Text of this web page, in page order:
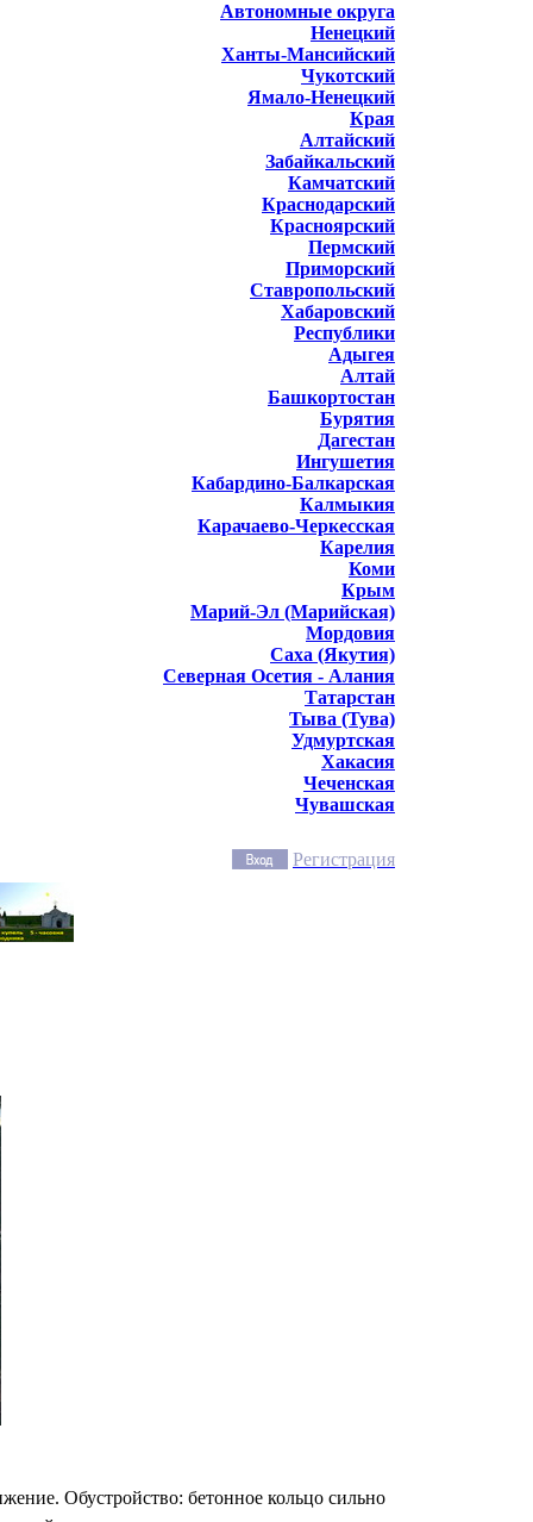
Автономные округа
Ненецкий
Ханты-Мансийский
Чукотский
Ямало-Ненецкий
Края
Алтайский
Забайкальский
Камчатский
Краснодарский
Красноярский
Пермский
Приморский
Ставропольский
Хабаровский
Республики
Адыгея
Алтай
Башкортостан
Бурятия
Дагестан
Ингушетия
Кабардино-Балкарская
Калмыкия
Карачаево-Черкесская
Карелия
Коми
Крым
Марий-Эл (Марийская)
Мордовия
Саха (Якутия)
Северная Осетия - Алания
Татарстан
Тыва (Тува)
Удмуртская
Хакасия
Чеченская
Чувашская
Регистрация
Обустройство: бетонное кольцо сильно